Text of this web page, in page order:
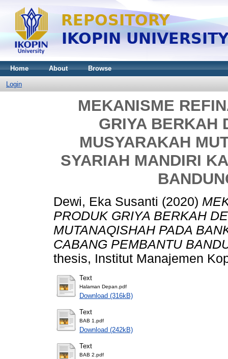
Home About Browse
Login
MEKANISME
GRIYA BERKAH
MUSYARAKAH
SYARIAH MANDIRI
Dewi, Eka Susanti (2020)
PRODUK GRIYA BERKAH
MUTANAQISHAH PADA
CABANG PEMBANTU
thesis, Institut Manajemen
Text
Halaman Depan.pdf
Download (316kB)
Text
BAB 1.pdf
Download (242kB)
Text
BAB 2.pdf